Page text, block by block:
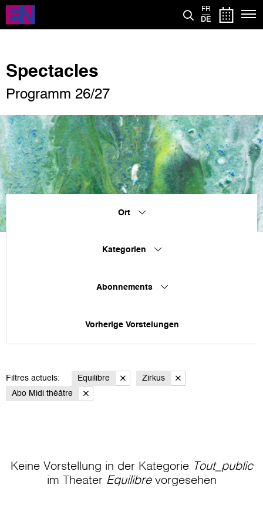
Direkt
zum
Inhalt
FR
DE
Spectacles
Programm 26/27
Ort
Kategorien
Abonnements
Vorherige Vorstelungen
Filtres actuels: Equilibre
Zirkus
Abo Midi théâtre
Keine Vorstellung in der Kategorie Tout_public
im Theater Equilibrevorgesehen